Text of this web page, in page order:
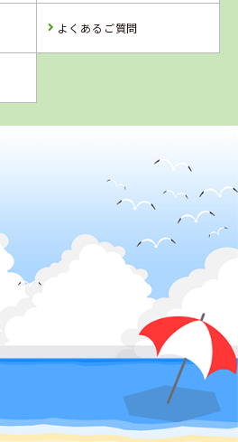
予 約
予 約
詳 細
予 約
よくあるご質問